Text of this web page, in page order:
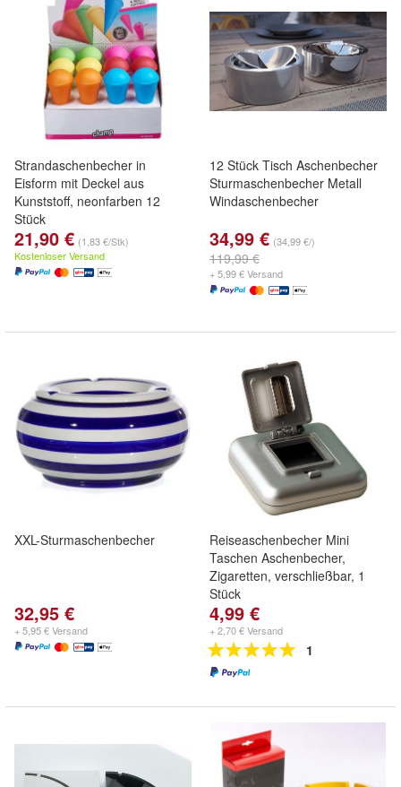
Strandaschenbecher in
Eisform mit Deckel aus
Kunststoff, neonfarben 12
Stück
21,90 € (1,83 €/Stk)
Kostenloser Versand
12 Stück Tisch Aschenbecher
Sturmaschenbecher Metall
Windaschenbecher
34,99 € (34,99 €/)
119,99 €
+ 5,99 € Versand
XXL-Sturmaschenbecher
32,95 €
+ 5,95 € Versand
Reiseaschenbecher Mini
Taschen Aschenbecher,
Zigaretten, verschließbar, 1
Stück
4,99 €
+ 2,70 € Versand
1